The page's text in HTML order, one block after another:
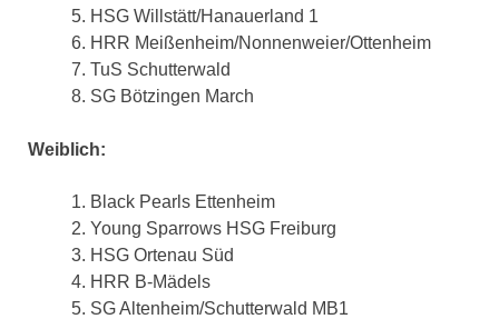
HSG Willstätt/Hanauerland 1
HRR Meißenheim/Nonnenweier/Ottenheim
TuS Schutterwald
SG Bötzingen March
Weiblich:
Black Pearls Ettenheim
Young Sparrows HSG Freiburg
HSG Ortenau Süd
HRR B-Mädels
SG Altenheim/Schutterwald MB1